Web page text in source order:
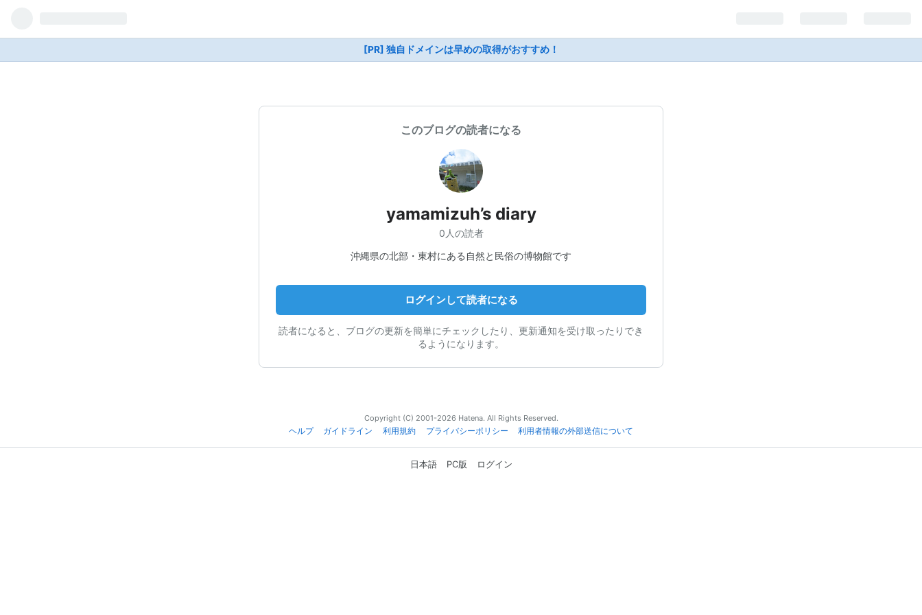
[PR] 独自ドメインは早めの取得がおすすめ！
このブログの読者になる
yamamizuh’s diary
0人の読者
沖縄県の北部・東村にある自然と民俗の博物館です
ログインして読者になる
読者になると、ブログの更新を簡単にチェックしたり、更新通知を受け取ったりでき
るようになります。
Copyright (C) 2001-2026 Hatena. All Rights Reserved.
ヘルプ
ガイドライン 利用規約 プライバシーポリシー 利用者情報の外部送信について
日本語 PC版 ログイン